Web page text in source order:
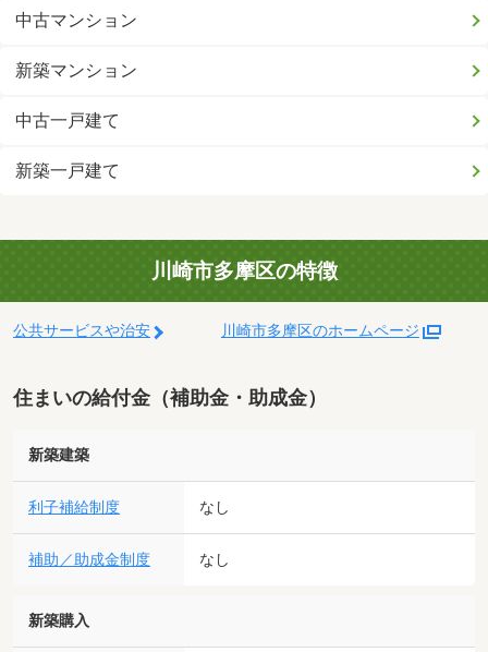
中古マンション
新築マンション
中古一戸建て
新築一戸建て
川崎市多摩区の特徴
公共サービスや治安 川崎市多摩区のホームページ
住まいの給付金（補助金・助成金）
新築建築
利子補給制度 なし
補助／助成金制度 なし
新築購入